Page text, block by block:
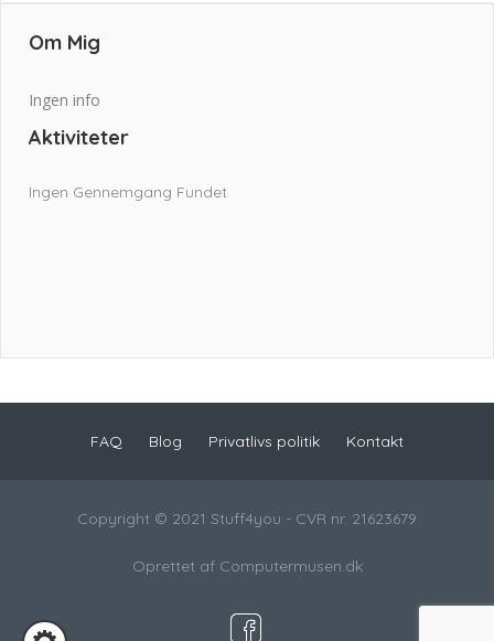
Om Mig
Ingen info
Aktiviteter
Ingen Gennemgang Fundet
FAQ Blog Privatlivs politik Kontakt
Copyright © 2021 Stuff4you - CVR nr. 21623679
Oprettet af Computermusen.dk